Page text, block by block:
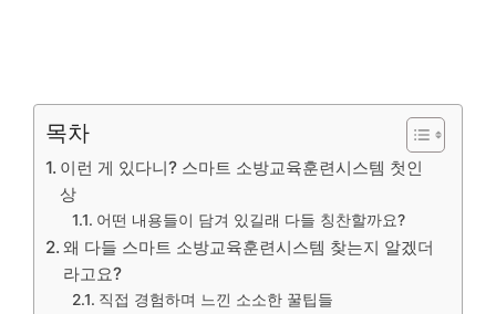
목차
이런 게 있다니? 스마트 소방교육훈련시스템 첫인
상
어떤 내용들이 담겨 있길래 다들 칭찬할까요?
왜 다들 스마트 소방교육훈련시스템 찾는지 알겠더
라고요?
직접 경험하며 느낀 소소한 꿀팁들